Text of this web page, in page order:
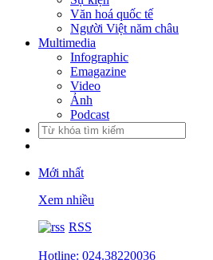
Văn hoá quốc tế
Người Việt năm châu
Multimedia
Infographic
Emagazine
Video
Ảnh
Podcast
Mới nhất
Xem nhiều
RSS
Hotline: 024.38220036